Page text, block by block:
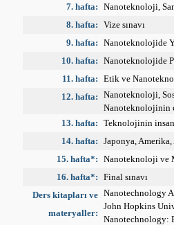
7. hafta: Nanoteknoloji,
8. hafta: Vize sınavı
9. hafta: Nanoteknolojide
10. hafta: Nanoteknolojide
11. hafta: Etik ve
12. hafta: Nanoteknoloji,
Nanoteknolojinin
13. hafta: Teknolojinin
14. hafta: Japonya,
15. hafta*: Nanoteknoloji ve
16. hafta*: Final sınavı
Ders kitapları ve
materyaller:
Nanotechnology
John Hopkins
Nanotechnology: